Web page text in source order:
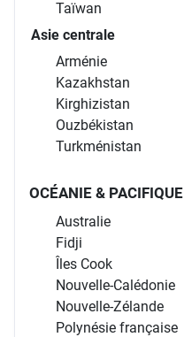
Taïwan
Asie centrale
Arménie
Kazakhstan
Kirghizistan
Ouzbékistan
Turkménistan
OCÉANIE & PACIFIQUE
Australie
Fidji
Îles Cook
Nouvelle-Calédonie
Nouvelle-Zélande
Polynésie française